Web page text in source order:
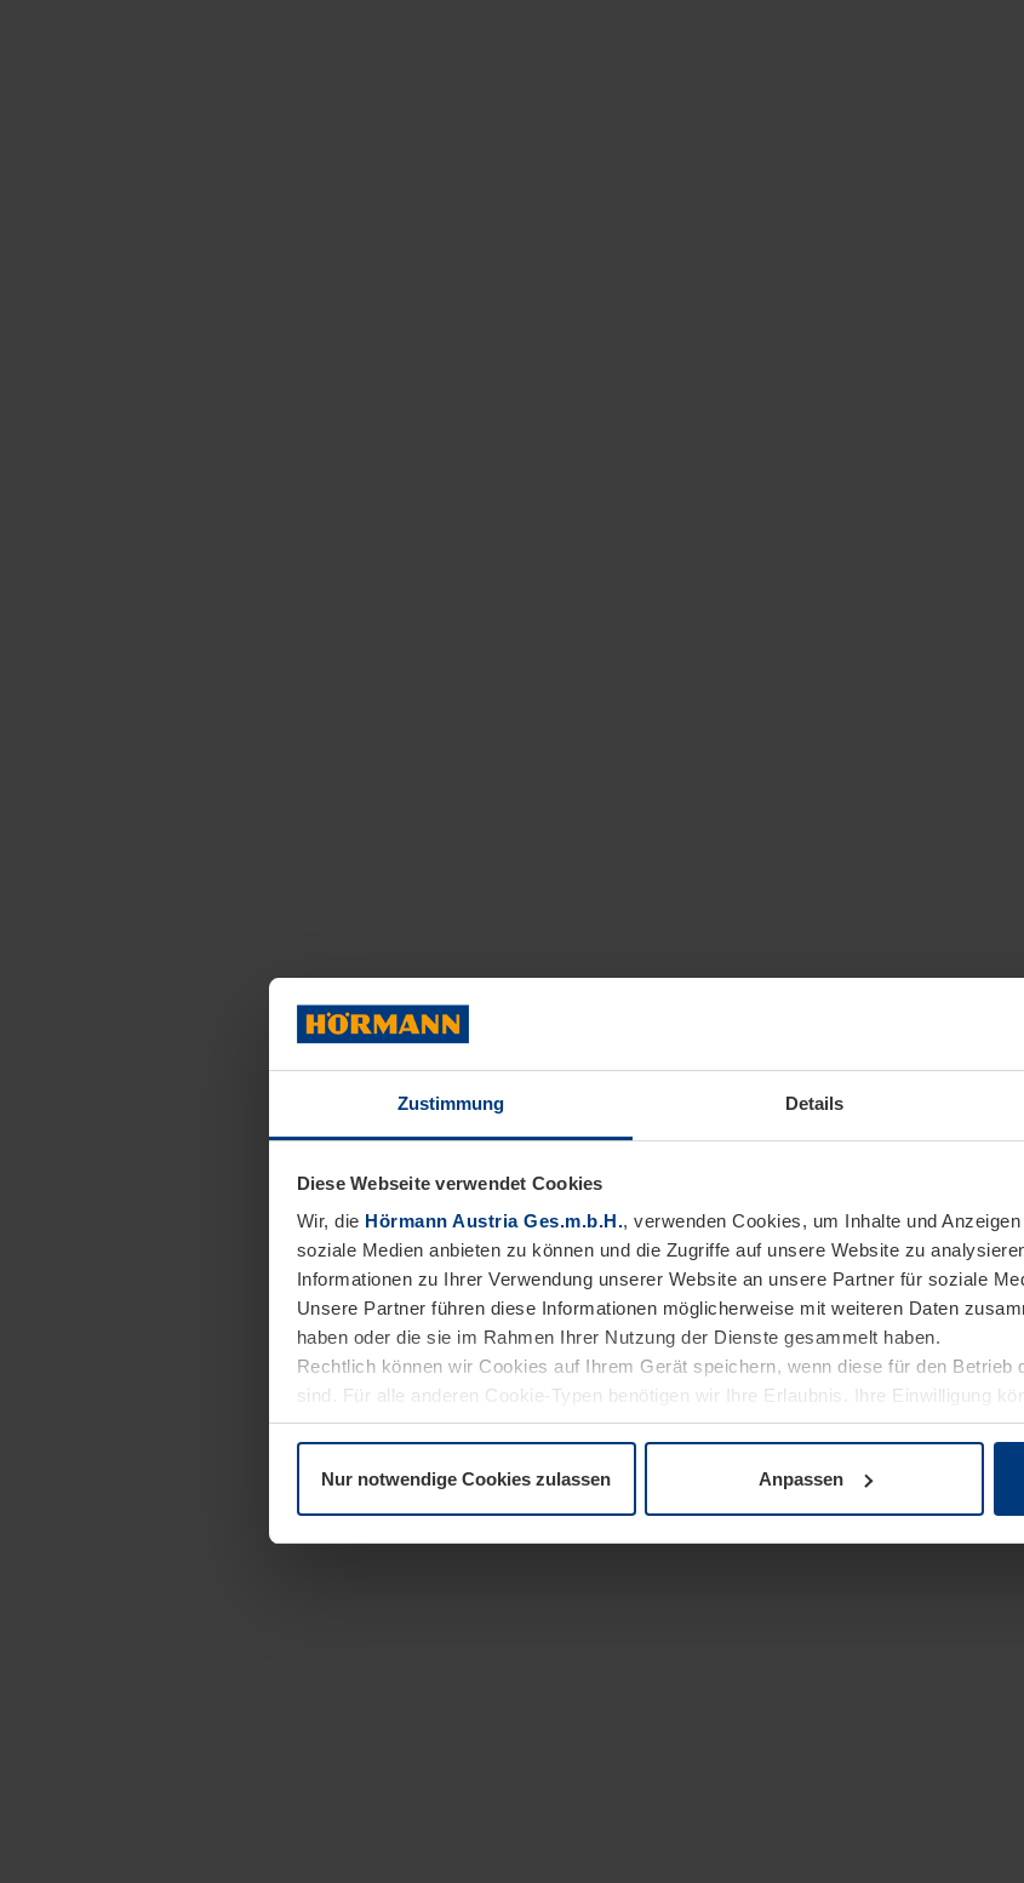
Zustimmung Details
Diese Webseite verwendet Cookies
Wir, die Hörmann Austria Ges.m.b.H., verwenden Cookies, um Inhalte und
soziale Medien anbieten zu können und die Zugriffe auf unsere Website zu
Informationen zu Ihrer Verwendung unserer Website an unsere Partner für soziale
Unsere Partner führen diese Informationen möglicherweise mit weiteren Daten
haben oder die sie im Rahmen Ihrer Nutzung der Dienste gesammelt haben.
Rechtlich können wir Cookies auf Ihrem Gerät speichern, wenn diese für den Betrieb
sind. Für alle anderen Cookie-Typen benötigen wir Ihre Erlaubnis. Ihre Einwilligung
Erläuterung auf der SeiteDatenschutzerklärungunserer Website ändern oder
Nur notwendige Cookies zulassen Anpassen